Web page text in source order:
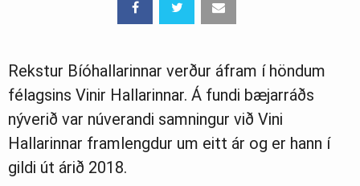
Greinasafn
Ljósmyndasafn
Rekstur Bíóhallarinnar verður áfram í höndum
félagsins Vinir Hallarinnar. Á fundi bæjarráðs
nýverið var núverandi samningur við Vini
Hallarinnar framlengdur um eitt ár og er hann í
gildi út árið 2018.